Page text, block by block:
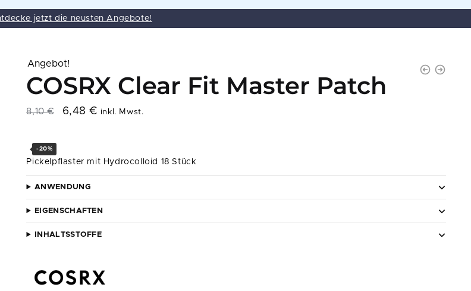
jetzt die neusten Angebote!
Angebot!
COSRX Clear Fit Master Patch
8,10€ 6,48€ inkl. Mwst.
-20%
Pickelpflaster mit Hydrocolloid 18 Stück
ANWENDUNG
EIGENSCHAFTEN
INHALTSSTOFFE